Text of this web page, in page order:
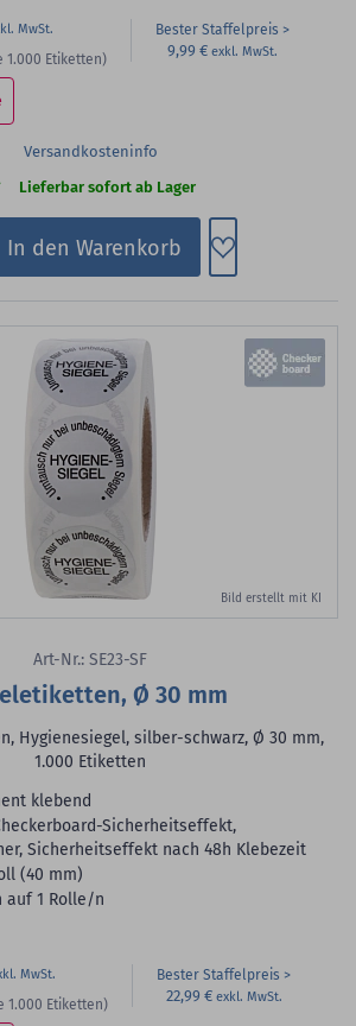
1.000 Etiketten)
Bester Staffelpreis
9,99 €
Versandkosteninfo
Lieferbar sofort ab Lager
In den Warenkorb Zum
Bild erstellt mit KI
Art-Nr.: SE23-SF
Ø 30 mm
Hygienesiegel, silber-schwarz, Ø 30 mm,
1.000 Etiketten
klebend
Sicherheitseffekt,
Sicherheitseffekt nach 48h Klebezeit
(40 mm)
auf 1 Rolle/n
1.000 Etiketten)
Bester Staffelpreis
22,99 €